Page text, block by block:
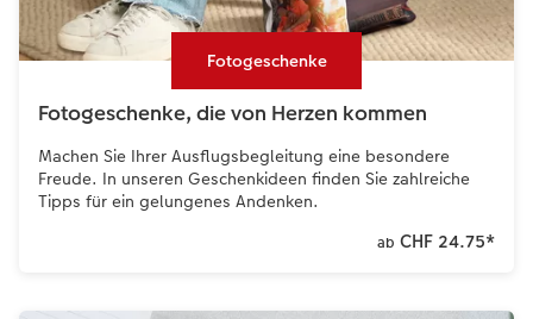
Fotogeschenke
Fotogeschenke, die von Herzen kommen
Machen Sie Ihrer Ausflugsbegleitung eine besondere
Freude. In unseren Geschenkideen finden Sie zahlreiche
Tipps für ein gelungenes Andenken.
ab CHF 24.75*